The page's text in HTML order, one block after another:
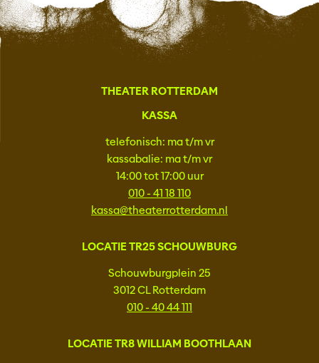
THEATER ROTTERDAM
KASSA
telefonisch: ma t/m vr
kassabalie: ma t/m vr
14:00 tot 17:00 uur
010 - 41 18 110
kassa@theaterrotterdam.nl
LOCATIE TR25 SCHOUWBURG
Schouwburgplein 25
3012 CL Rotterdam
010 - 40 44 111
LOCATIE TR8 WILLIAM BOOTHLAAN